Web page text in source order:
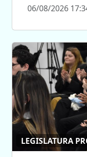
06/08/2026
LEGISLATURA